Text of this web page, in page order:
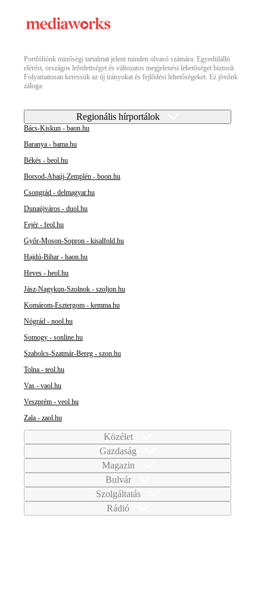
Portfóliónk minőségi tartalmat jelent minden olvasó számára. Egyedülálló
elérést, országos lefedettséget és változatos megjelenési lehetőséget biztosít.
Folyamatosan keressük az új irányokat és fejlődési lehetőségeket. Ez jövőnk
záloga.
Regionális hírportálok
Bács-Kiskun - baon.hu
Baranya - bama.hu
Békés - beol.hu
Borsod-Abaúj-Zemplén - boon.hu
Csongrád - delmagyar.hu
Dunaújváros - duol.hu
Fejér - feol.hu
Győr-Moson-Sopron - kisalfold.hu
Hajdú-Bihar - haon.hu
Heves - heol.hu
Jász-Nagykun-Szolnok - szoljon.hu
Komárom-Esztergom - kemma.hu
Nógrád - nool.hu
Somogy - sonline.hu
Szabolcs-Szatmár-Bereg - szon.hu
Tolna - teol.hu
Vas - vaol.hu
Veszprém - veol.hu
Zala - zaol.hu
Közélet
Gazdaság
Magazin
Bulvár
Szolgáltatás
Rádió